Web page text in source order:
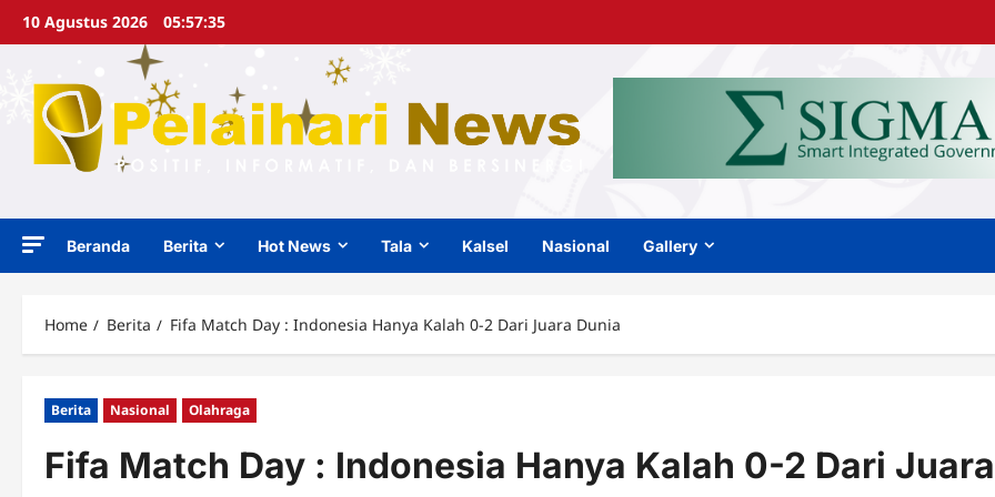
Skip10 Agustus 2026 05:57:35
Beranda Berita Hot News Tala Kalsel Nasional Gallery
Home Berita Fifa Match Day : Indonesia Hanya Kalah 0-2 Dari Juara Dunia
Berita Nasional Olahraga
Fifa Match Day : Indonesia Hanya Kalah 0-2 Dari Juara